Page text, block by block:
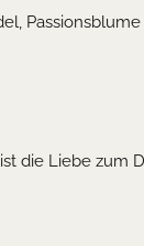
die Liebe